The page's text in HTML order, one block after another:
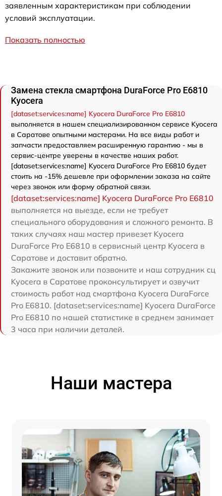
заявленным характеристикам при соблюдении
условий эксплуатации.
Показать полностью
Замена стекла смартфона DuraForce Pro E6810
Kyocera
[dataset:services:name] Kyocera DuraForce Pro E6810
выполняется в нашем специализированном сервисе Kyocera
в Саратове опытными мастерами. На все виды работ и
запчасти предоставляем расширенную гарантию - мы в
сервис-центре уверены в качестве наших работ.
[dataset:services:name] Kyocera DuraForce Pro E6810 будет
стоить на -15% дешевле при оформлении заказа на сайте
через звонок или форму обратной связи.
[dataset:services:name] Kyocera DuraForce Pro E6810
выполняется на выезде, если не требует
специального оборудования и сложного ремонта. В
таких случаях наш мастер привезет Kyocera
DuraForce Pro E6810 в сервисный центр Kyocera в
Саратове и доставит обратно.
Закажите звонок или позвоните и наш сотрудник сц
Kyocera в Саратове проконсультирует и озвучит
стоимость работ над смартфона Kyocera DuraForce
Pro E6810. [dataset:services:name] Kyocera DuraForce
Pro E6810 по нашей статистике в среднем занимает
3 часа при наличии деталей.
Наши мастера